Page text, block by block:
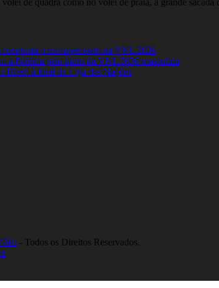
de quadra como no vôlei de praia, a grande sacada
o tricampeonato da VNL 2026
a Polônia pelo título da VNL 2026 masculina
Brasil à final da Liga das Nações
- Todos os Direitos Reservados.